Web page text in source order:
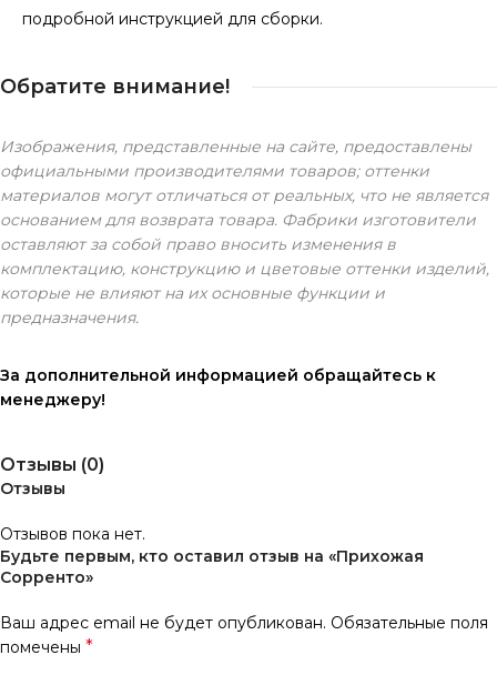
подробной инструкцией для сборки.
Обратите внимание!
Изображения, представленные на сайте, предоставлены
официальными производителями товаров; оттенки
материалов могут отличаться от реальных, что не является
основанием для возврата товара. Фабрики изготовители
оставляют за собой право вносить изменения в
комплектацию, конструкцию и цветовые оттенки изделий,
которые не влияют на их основные функции и
предназначения.
За дополнительной информацией обращайтесь к
менеджеру!
Отзывы (0)
Отзывы
Отзывов пока нет.
Будьте первым, кто оставил отзыв на «Прихожая
Сорренто»
Ваш адрес email не будет опубликован. Обязательные поля
помечены *